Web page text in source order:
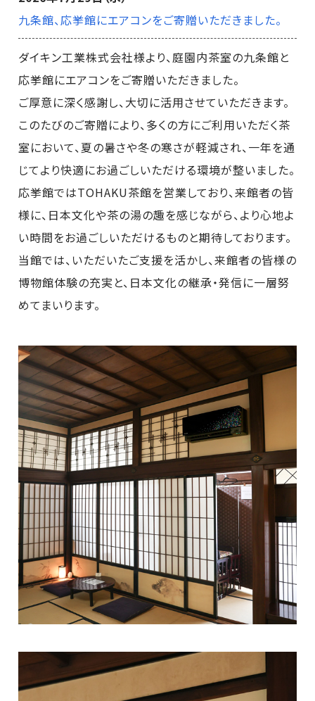
九条館、応挙館にエアコンをご寄贈いただきました。
ダイキン工業株式会社様より、庭園内茶室の九条館と
応挙館にエアコンをご寄贈いただきました。
ご厚意に深く感謝し、大切に活用させていただきます。
このたびのご寄贈により、多くの方にご利用いただく茶
室において、夏の暑さや冬の寒さが軽減され、一年を通
じてより快適にお過ごしいただける環境が整いました。
応挙館ではTOHAKU茶館を営業しており、来館者の皆
様に、日本文化や茶の湯の趣を感じながら、より心地よ
い時間をお過ごしいただけるものと期待しております。
当館では、いただいたご支援を活かし、来館者の皆様の
博物館体験の充実と、日本文化の継承・発信に一層努
めてまいります。